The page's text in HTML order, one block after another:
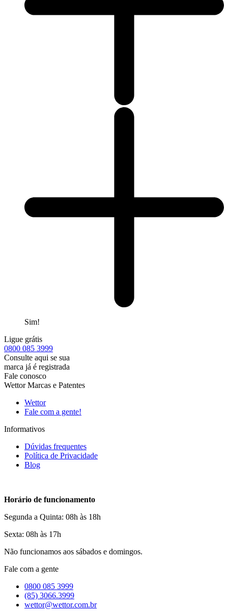
Sim!
Ligue grátis
0800 085 3999
Consulte aqui se sua
marca já é registrada
Fale conosco
Wettor Marcas e Patentes
Wettor
Fale com a gente!
Informativos
Dúvidas frequentes
Política de Privacidade
Blog
Horário de funcionamento
Segunda a Quinta: 08h às 18h
Sexta: 08h às 17h
Não funcionamos aos sábados e domingos.
Fale com a gente
0800 085 3999
(85) 3066.3999
wettor@wettor.com.br